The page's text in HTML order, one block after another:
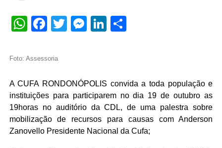
WhatsApp
Facebook
TwitterMessenger
LinkedIn
Foto: Assessoria
A CUFA RONDONÓPOLIS convida a toda população e
instituições para participarem no dia 19 de outubro as
19horas no auditório da CDL, de uma palestra sobre
mobilização de recursos para causas com Anderson
Zanovello Presidente Nacional da Cufa;